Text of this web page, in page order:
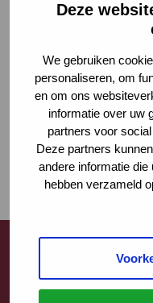
Deze
We gebruiken
personaliseren, om
en om ons
informatie over uw
partners voor
Deze partners
andere informatie
hebben verzameld